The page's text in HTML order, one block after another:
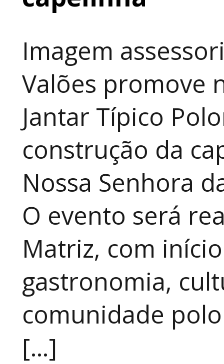
Imagem
Valões promove
Jantar Típico
construção da
Nossa Senhora
O evento será
Matriz, com
gastronomia,
comunidade
[…]